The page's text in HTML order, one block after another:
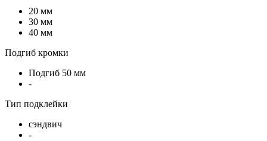
20 мм
30 мм
40 мм
Подгиб кромки
Подгиб 50 мм
-
Тип подклейки
сэндвич
-